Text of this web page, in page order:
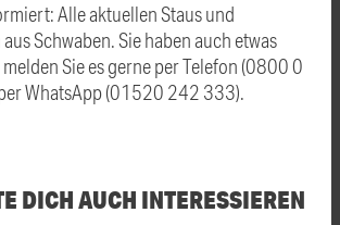
Alle aktuellen Staus und
Schwaben. Sie haben auch etwas
Sie es gerne per Telefon (0800 0
WhatsApp (01520 242 333).
DICH AUCH INTERESSIEREN